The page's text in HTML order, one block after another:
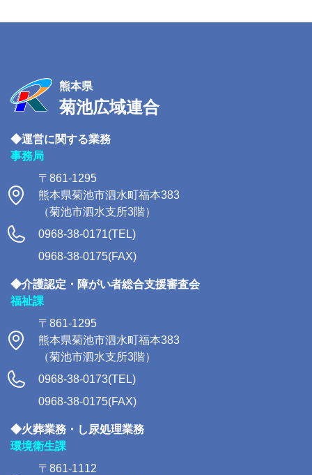
熊本県
菊池広域連合
◆運営に関する業務
事務局
〒861-1295
熊本県菊池市泗水町福本383
（菊池市泗水支所3階）
0968-38-0171(TEL)
0968-38-0175(FAX)
◆介護認定・障がい者総合支援審査会
福祉課
〒861-1295
熊本県菊池市泗水町福本383
（菊池市泗水支所3階）
0968-38-0173(TEL)
0968-38-0175(FAX)
◆火葬業務・し尿処理業務
環境衛生課
〒861-1112